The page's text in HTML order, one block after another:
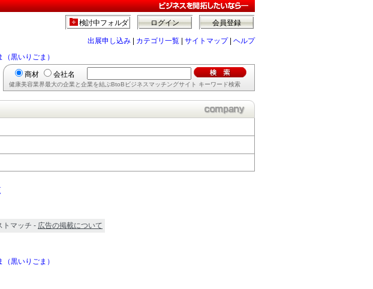
会員登録
ログイン
検討中フォルダ
出展申し込み カテゴリ一覧 サイトマップ| ヘルプ
（黒いりごま）
商材 会社名
健康美容業界最大の企業と企業を結ぶBtoBビジネスマッチングサイト キーワード検索
トマッチ - 広告の掲載について
（黒いりごま）